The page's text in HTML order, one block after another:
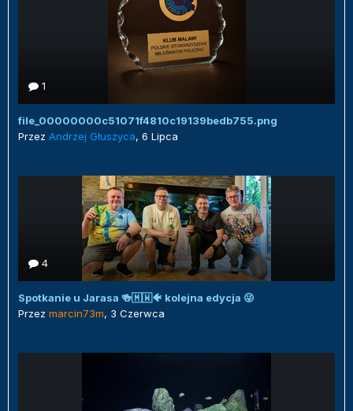
1
file_00000000c51071f4810c19139bedb755.png
Przez Andrzej Głuszyca, 6 Lipca
4
Spotkanie u Jarasa 🍻🇲🇼🐠 kolejna edycja 😜
Przez marcin73m, 3 Czerwca